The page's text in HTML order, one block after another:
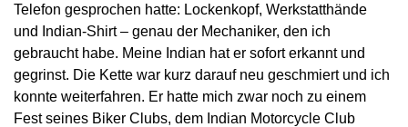
Telefon gesprochen hatte: Lockenkopf, Werkstatthände
und Indian-Shirt – genau der Mechaniker, den ich
gebraucht habe. Meine Indian hat er sofort erkannt und
gegrinst. Die Kette war kurz darauf neu geschmiert und ich
konnte weiterfahren. Er hatte mich zwar noch zu einem
Fest seines Biker Clubs, dem Indian Motorcycle Club